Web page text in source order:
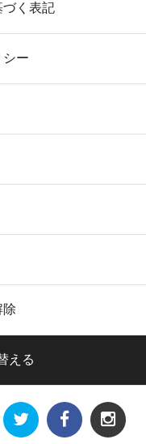
づく表記
シー
除
える